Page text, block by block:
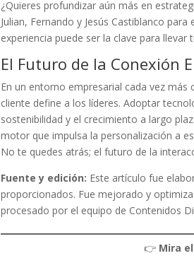
¿Quieres profundizar aún más en
Julian, Fernando y Jesús Castiblanco
experiencia puede ser la clave para llevar
El Futuro de la Conexión
En un entorno empresarial cada vez
cliente define a los líderes. Adoptar
sostenibilidad y el crecimiento a largo
motor que impulsa la personalización a
No te quedes atrás; el futuro de la
Fuente y edición: Este artículo fue
proporcionados. Fue mejorado y
procesado por el equipo de Contenidos
👉 Mira